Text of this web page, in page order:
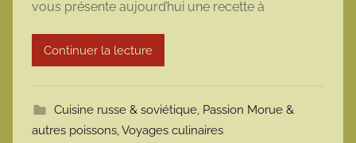
a
r
t
e
vous présente aujourd’hui une recette à
Continuer la lecture
Cuisine russe & soviétique, Passion Morue &
autres poissons,Voyages culinaires